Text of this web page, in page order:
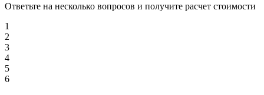
Ответьте на несколько вопросов и получите расчет стоимости
1
2
3
4
5
6